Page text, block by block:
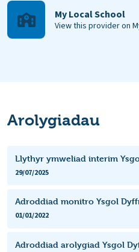
My Local School
View this provider on
Arolygiadau
Llythyr ymweliad interim
29/07/2025
Adroddiad monitro Ysgol
01/01/2022
Adroddiad arolygiad Ysgol